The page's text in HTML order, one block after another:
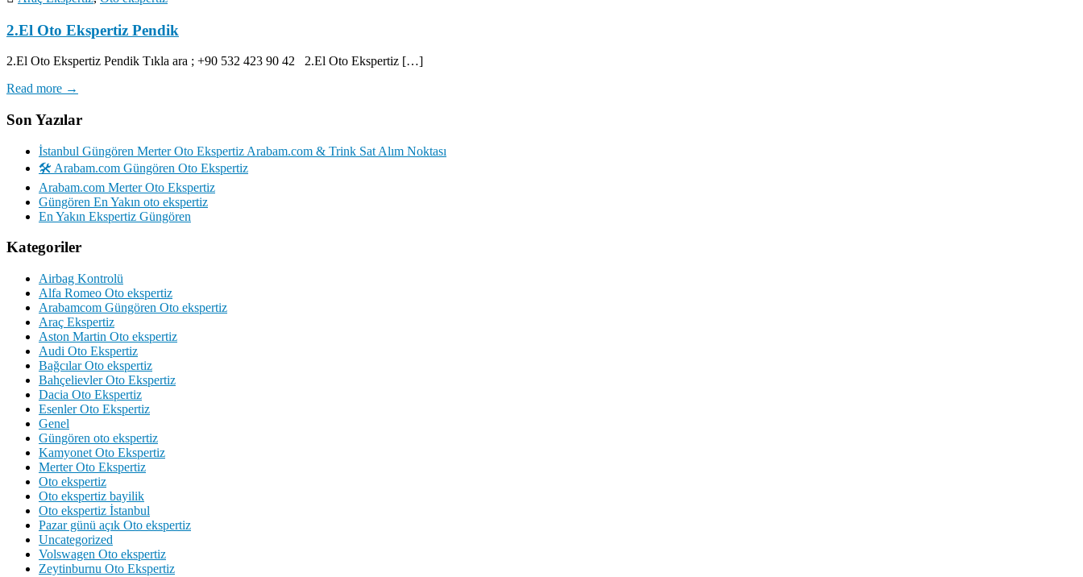
2.El Oto Ekspertiz Pendik
2.El Oto Ekspertiz Pendik Tıkla ara ; +90 532 423 90 42 2.El Oto Ekspertiz […]
Read more →
Son Yazılar
İstanbul Güngören Merter Oto Ekspertiz Arabam.com & Trink Sat Alım Noktası
🛠️ Arabam.com Güngören Oto Ekspertiz
Arabam.com Merter Oto Ekspertiz
Güngören En Yakın oto ekspertiz
En Yakın Ekspertiz Güngören
Kategoriler
Airbag Kontrolü
Alfa Romeo Oto ekspertiz
Arabamcom Güngören Oto ekspertiz
Araç Ekspertiz
Aston Martin Oto ekspertiz
Audi Oto Ekspertiz
Bağcılar Oto ekspertiz
Bahçelievler Oto Ekspertiz
Dacia Oto Ekspertiz
Esenler Oto Ekspertiz
Genel
Güngören oto ekspertiz
Kamyonet Oto Ekspertiz
Merter Oto Ekspertiz
Oto ekspertiz
Oto ekspertiz bayilik
Oto ekspertiz İstanbul
Pazar günü açık Oto ekspertiz
Uncategorized
Volswagen Oto ekspertiz
Zeytinburnu Oto Ekspertiz